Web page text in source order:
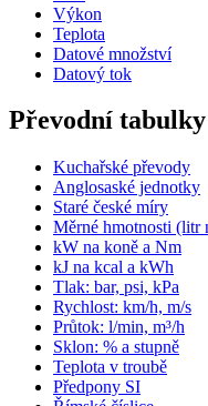
Výkon
Teplota
Datové množství
Datový tok
Převodní tabulky
Kuchařské převody
Anglosaské jednotky
Staré české míry
Měrné hmotnosti (litr
kW na koně a Nm
kJ na kcal a kWh
Tlak: bar, psi, kPa
Rychlost: km/h, m/s
Průtok: l/min, m³/h
Sklon: % a stupně
Teplota v troubě
Předpony SI